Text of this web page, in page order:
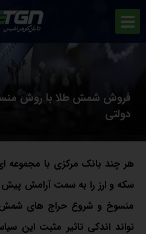
فروش شمش طلا با روش
دولتی
هر چند بانک مرکزی با مجموعه ای
سکه و ارز را به سمت آرامش پیش
منسوخ و شروع حراج های شمش
تواند اندکی تاثیر مثبت این